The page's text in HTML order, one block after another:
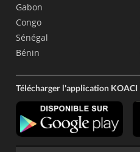
Gabon
Congo
Sénégal
Bénin
Télécharger l'application KOACI